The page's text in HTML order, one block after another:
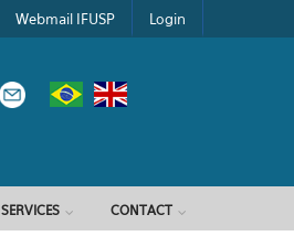
Webmail IFUSP Login
SERVICES CONTACT